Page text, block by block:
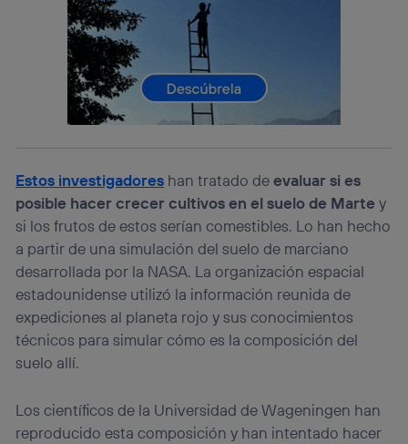
Estos investigadores han tratado deevaluar si es
posible hacer crecer cultivos en el suelo de Martey
si los frutos de estos serían comestibles. Lo han hecho
a partir de una simulación del suelo de marciano
desarrollada por la NASA. La organización espacial
estadounidense utilizó la información reunida de
expediciones al planeta rojo y sus conocimientos
técnicos para simular cómo es la composición del
suelo allí.
Los científicos de la Universidad de Wageningen han
reproducido esta composición y han intentado hacer
consienta el uso de la tecnología recibirá el mismo
identificador. Típicamente:
Si utilizas unaconexión de banda ancha
el marketing o análisis se realizará en función de las
actividades de navegación de los miembros del hogar
que hayan dado su consentimiento.
personalizado, ya que se basará únicamente en la
Puedes gestionar los consentimientos Utiq seleccionando
“Administrar Utiq” en la parte inferior de esta página web o
visitando el portal de privacidad de Utiq
(“consenthub”). Para más información, consulta
política de privacidad de Utiq